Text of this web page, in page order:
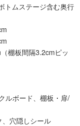
トムステージ含む奥行
棚板間隔3.2cmピッ
ルボード、棚板・扉/
、穴隠しシール